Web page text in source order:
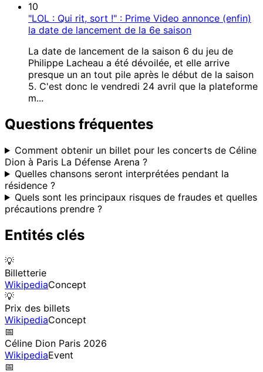
10
"LOL : Qui rit, sort !" : Prime Video annonce (enfin)
la date de lancement de la 6e saison
La date de lancement de la saison 6 du jeu de
Philippe Lacheau a été dévoilée, et elle arrive
presque un an tout pile après le début de la saison
5. C'est donc le vendredi 24 avril que la plateforme
m...
Questions fréquentes
Comment obtenir un billet pour les concerts de Céline
Dion à Paris La Défense Arena ?
Quelles chansons seront interprétées pendant la
résidence ?
Quels sont les principaux risques de fraudes et quelles
précautions prendre ?
Entités clés
💡
Billetterie
WikipediaConcept
💡
Prix des billets
WikipediaConcept
📅
Céline Dion Paris 2026
WikipediaEvent
📅